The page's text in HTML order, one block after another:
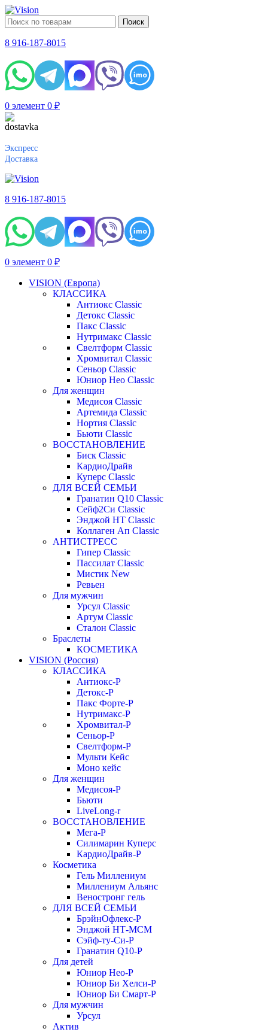
Поиск
8 916-187-8015
0 элемент 0 ₽
Экспресс
Доставка
8 916-187-8015
0 элемент 0 ₽
VISION (Европа)
КЛАССИКА
Антиокс Classic
Детокс Classic
Пакс Classic
Нутримакс Classic
Свелтформ Classic
Хромвитал Classic
Сеньор Classic
Юниор Нео Classic
Для женщин
Медисоя Classic
Артемида Classic
Нортия Classic
Бьюти Classic
ВОССТАНОВЛЕНИЕ
Биск Classic
КардиоДрайв
Куперс Classic
ДЛЯ ВСЕЙ СЕМЬИ
Гранатин Q10 Classic
Сейф2Си Classic
Энджой НТ Classic
Коллаген Ап Classic
АНТИСТРЕСС
Гипер Classic
Пассилат Classic
Мистик New
Ревьен
Для мужчин
Урсул Classic
Артум Classic
Сталон Classic
Браслеты
КОСМЕТИКА
VISION (Россия)
КЛАССИКА
Антиокс-Р
Детокс-Р
Пакс Форте-Р
Нутримакс-Р
Хромвитал-Р
Сеньор-Р
Свелтформ-Р
Мульти Кейс
Моно кейс
Для женщин
Медисоя-Р
Бьюти
LiveLong-r
ВОССТАНОВЛЕНИЕ
Мега-Р
Силимарин Куперс
КардиоДрайв-Р
Косметика
Гель Миллениум
Миллениум Альянс
Веностронг гель
ДЛЯ ВСЕЙ СЕМЬИ
БрэйнОфлекс-Р
Энджой НТ-МСМ
Сэйф-ту-Си-Р
Гранатин Q10-Р
Для детей
Юниор Нео-Р
Юниор Би Хелси-Р
Юниор Би Смарт-Р
Для мужчин
Урсул
Актив